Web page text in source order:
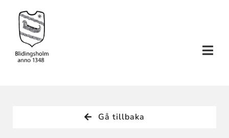
innehållet
Gå tillbaka